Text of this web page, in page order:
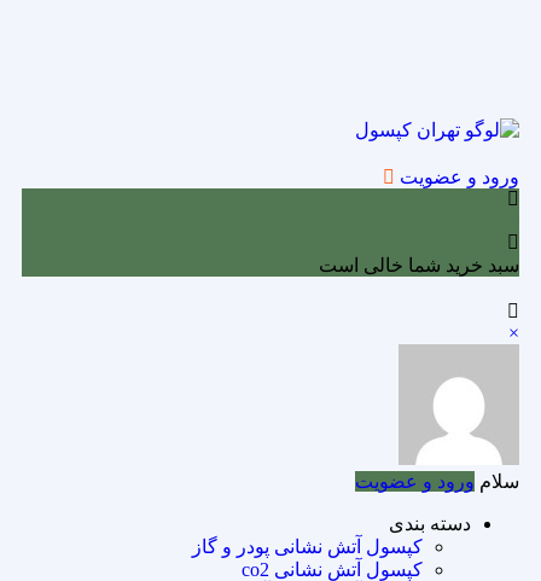
ورود و عضویت
سبد خرید شما خالی است
×
سلام ورود و عضویت
دسته بندی
کپسول آتش نشانی پودر و گاز
کپسول آتش نشانی co2